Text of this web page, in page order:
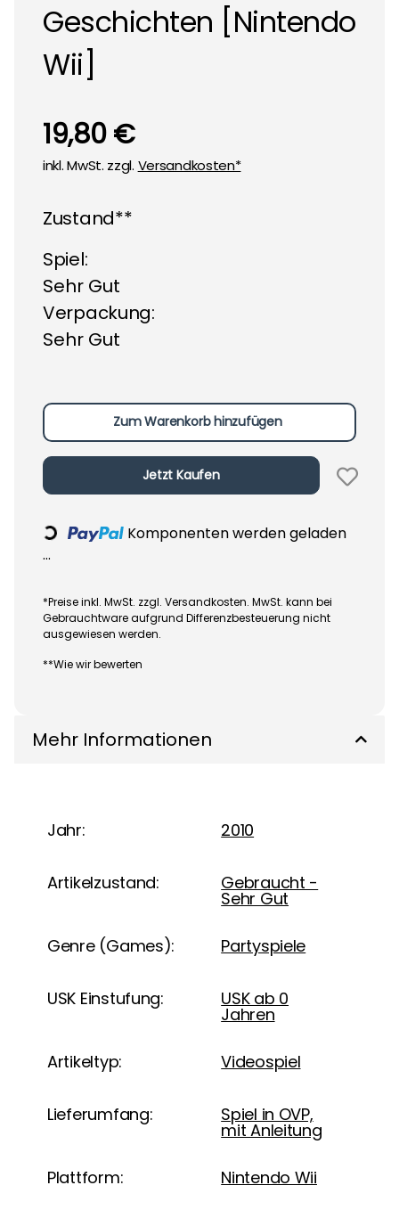
Geschichten [Nintendo
Wii]
19,80 €
inkl. MwSt. zzgl. Versandkosten*
Zustand**
Spiel:
Sehr Gut
Verpackung:
Sehr Gut
Zum Warenkorb hinzufügen
Jetzt Kaufen
Loading...
Komponenten werden geladen
...
*Preise inkl. MwSt. zzgl. Versandkosten. MwSt. kann bei
Gebrauchtware aufgrund Differenzbesteuerung nicht
ausgewiesen werden.
**Wie wir bewerten
Mehr Informationen
Jahr: 2010
Artikelzustand: Gebraucht -
Sehr Gut
Genre (Games): Partyspiele
USK Einstufung: USK ab 0
Jahren
Artikeltyp: Videospiel
Lieferumfang: Spiel in OVP,
mit Anleitung
Plattform: Nintendo Wii